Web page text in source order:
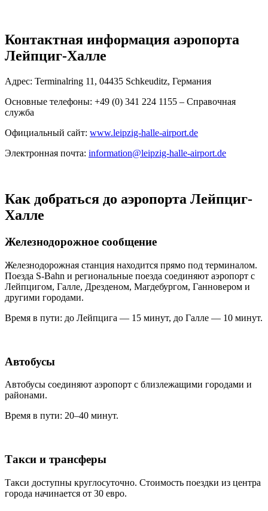
Контактная информация аэропорта
Лейпциг-Халле
Адрес: Terminalring 11, 04435 Schkeuditz, Германия
Основные телефоны: +49 (0) 341 224 1155 – Справочная
служба
Официальный сайт: www.leipzig-halle-airport.de
Электронная почта: information@leipzig-halle-airport.de
Как добраться до аэропорта Лейпциг-
Халле
Железнодорожное сообщение
Железнодорожная станция находится прямо под терминалом.
Поезда S-Bahn и региональные поезда соединяют аэропорт с
Лейпцигом, Галле, Дрезденом, Магдебургом, Ганновером и
другими городами.
Время в пути: до Лейпцига — 15 минут, до Галле — 10 минут.
Автобусы
Автобусы соединяют аэропорт с близлежащими городами и
районами.
Время в пути: 20–40 минут.
Такси и трансферы
Такси доступны круглосуточно. Стоимость поездки из центра
города начинается от 30 евро.